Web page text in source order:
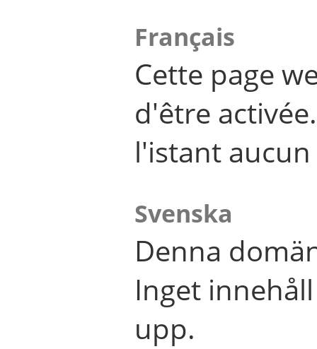
Français
Cette page
d'être
l'istant
Svenska
Denna
Inget
upp.